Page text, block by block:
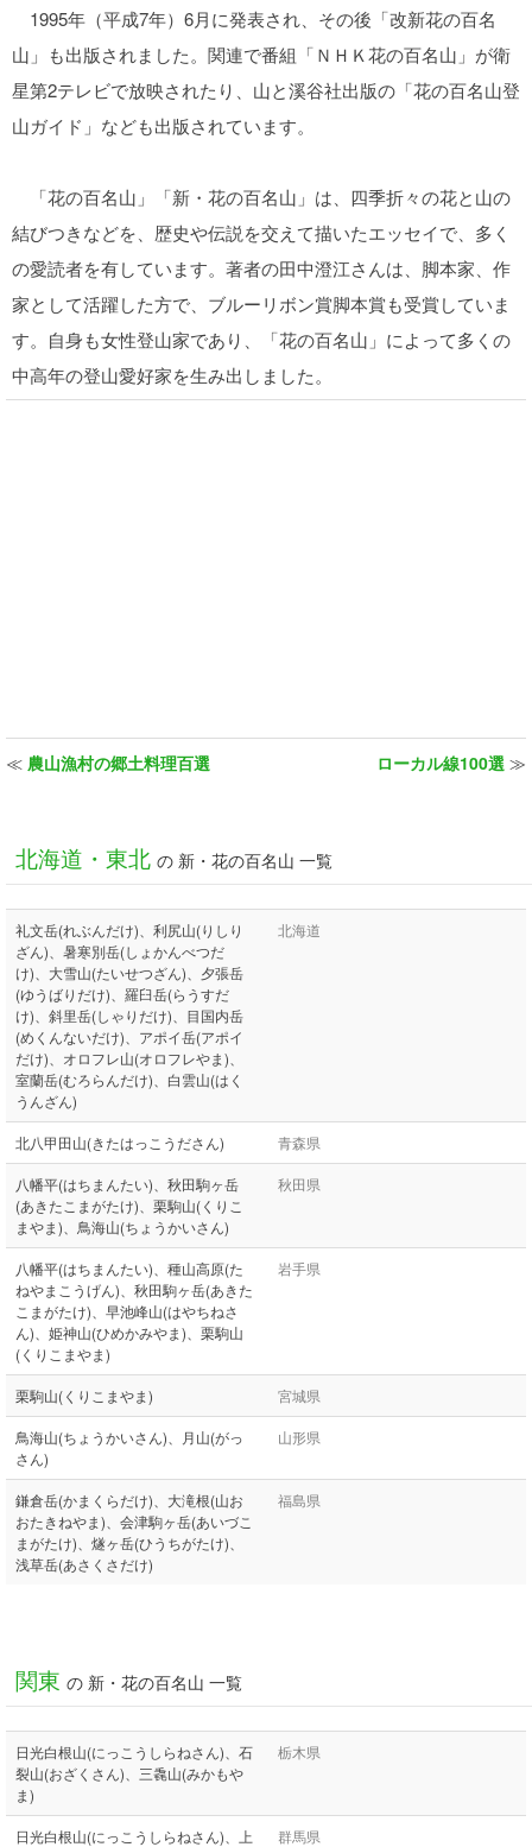
1995年（平成7年）6月に発表され、その後「改新花の百名
山」も出版されました。関連で番組「ＮＨＫ花の百名山」が衛
星第2テレビで放映されたり、山と溪谷社出版の「花の百名山登
山ガイド」なども出版されています。
「花の百名山」「新・花の百名山」は、四季折々の花と山の
結びつきなどを、歴史や伝説を交えて描いたエッセイで、多く
の愛読者を有しています。著者の田中澄江さんは、脚本家、作
家として活躍した方で、ブルーリボン賞脚本賞も受賞していま
す。自身も女性登山家であり、「花の百名山」によって多くの
中高年の登山愛好家を生み出しました。
≪ 農山漁村の郷土料理百選 ローカル線100選 ≫
北海道・東北 の 新・花の百名山 一覧
礼文岳(れぶんだけ)、利尻山(りしり
ざん)、暑寒別岳(しょかんべつだ
け)、大雪山(たいせつざん)、夕張岳
(ゆうばりだけ)、羅臼岳(らうすだ
け)、斜里岳(しゃりだけ)、目国内岳
(めくんないだけ)、アポイ岳(アポイ
だけ)、オロフレ山(オロフレやま)、
室蘭岳(むろらんだけ)、白雲山(はく
うんざん)
北海道
北八甲田山(きたはっこうださん) 青森県
八幡平(はちまんたい)、秋田駒ヶ岳
(あきたこまがたけ)、栗駒山(くりこ
まやま)、鳥海山(ちょうかいさん)
秋田県
八幡平(はちまんたい)、種山高原(た
ねやまこうげん)、秋田駒ヶ岳(あきた
こまがたけ)、早池峰山(はやちねさ
ん)、姫神山(ひめかみやま)、栗駒山
(くりこまやま)
岩手県
栗駒山(くりこまやま) 宮城県
鳥海山(ちょうかいさん)、月山(がっ
さん)
山形県
鎌倉岳(かまくらだけ)、大滝根(山お
おたきねやま)、会津駒ヶ岳(あいづこ
まがたけ)、燧ヶ岳(ひうちがたけ)、
浅草岳(あさくさだけ)
福島県
関東 の 新・花の百名山 一覧
日光白根山(にっこうしらねさん)、石
裂山(おざくさん)、三毳山(みかもや
ま)
栃木県
日光白根山(にっこうしらねさん)、上 群馬県